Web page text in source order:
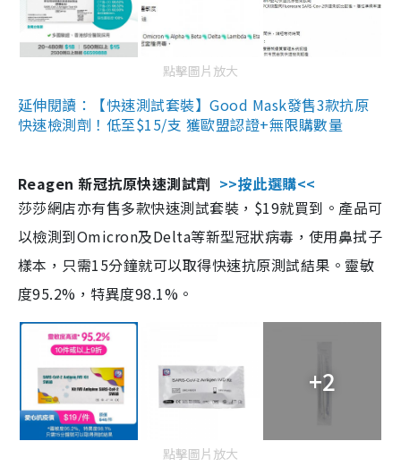
點擊圖片放大
延伸閱讀：【快速測試套裝】Good Mask發售3款抗原
快速檢測劑！低至$15/支 獲歐盟認證+無限購數量
Reagen 新冠抗原快速測試劑 >>按此選購<<
莎莎網店亦有售多款快速測試套裝，$19就買到。產品可
以檢測到Omicron及Delta等新型冠狀病毒，使用鼻拭子
樣本，只需15分鐘就可以取得快速抗原測試結果。靈敏
度95.2%，特異度98.1%。
+2
點擊圖片放大